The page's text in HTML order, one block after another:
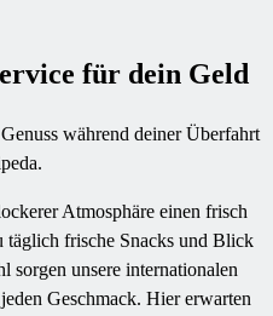
für dein Geld
während deiner Überfahrt
Atmosphäre einen frisch
täglich frische Snacks und Blick
sorgen unsere internationalen
Geschmack. Hier erwarten